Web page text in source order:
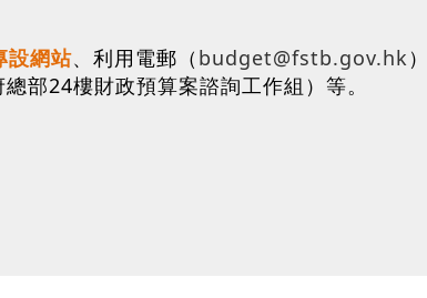
設網站、利用電郵（ budget@fstb.gov.hk
部24樓財政預算案諮詢工作組）等。